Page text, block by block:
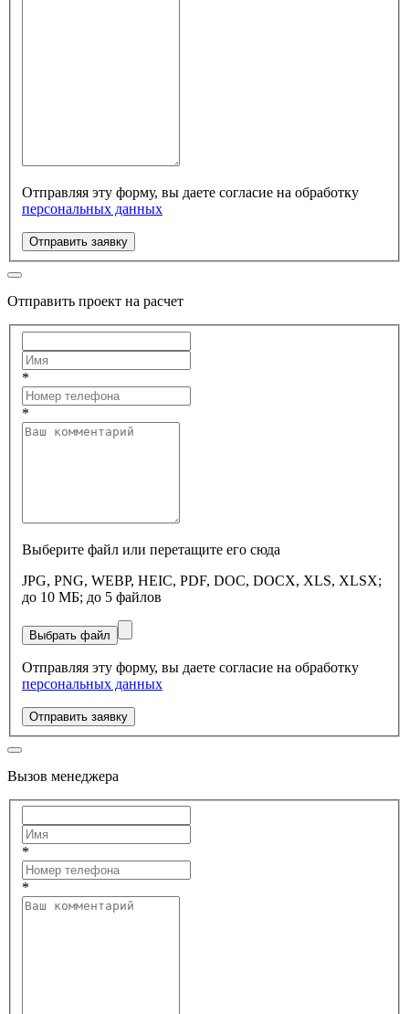
Отправляя эту форму, вы даете согласие на обработку
персональных данных
Отправить заявку
Отправить проект на расчет
*
*
Выберите файл или перетащите его сюда
JPG, PNG, WEBP, HEIC, PDF, DOC, DOCX, XLS, XLSX;
до 10 МБ; до 5 файлов
Выбрать файл
Отправляя эту форму, вы даете согласие на обработку
персональных данных
Отправить заявку
Вызов менеджера
*
*